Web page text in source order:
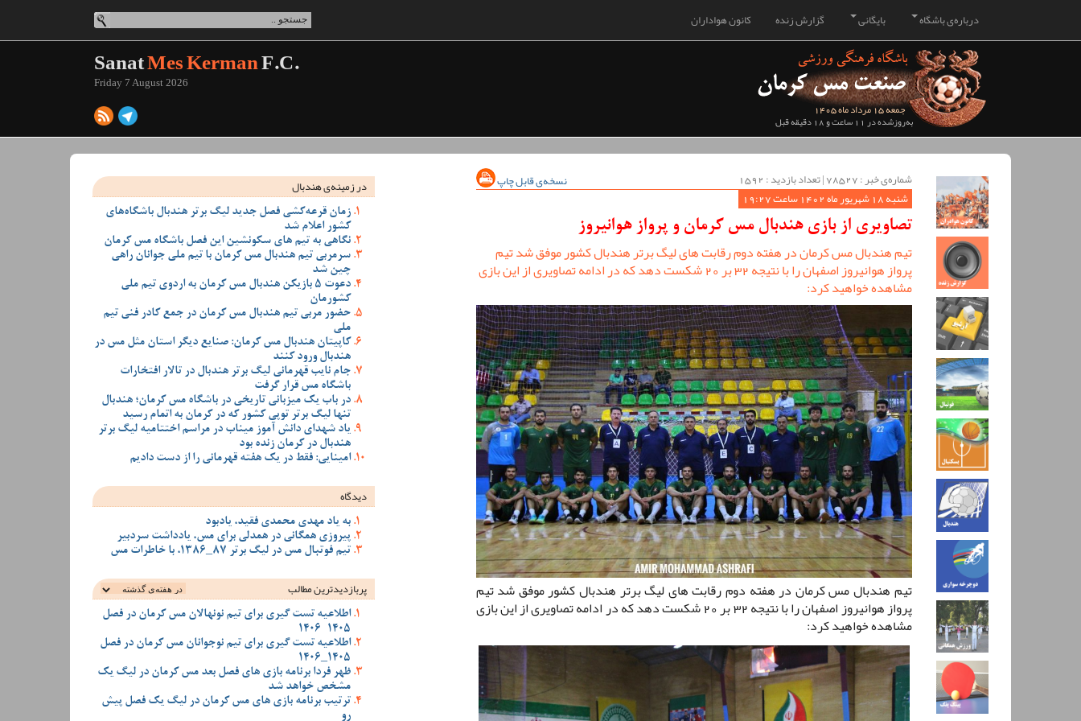
کانون هواداران گزارش زنده بایگانی درباره‌ی باشگاه
جمعه 15 مرداد ماه 1405
به‌روزشده در 11 ساعت و 18 دقیقه قبل
SanatMes KermanF.C.
Friday 7 August 2026
شماره‌ی خبر : ‌78527 | تعداد بازدید : 1592
نسخه‌ی قابل چاپ
شنبه 18 شهریور ماه 1402 ساعت 19:27
تصاویری از بازی هندبال مس کرمان و پرواز هوانیروز
تیم هندبال مس کرمان در هفته دوم رقابت های لیگ برتر هندبال کشور موفق شد تیم
پرواز هوانیروز اصفهان را با نتیجه 32 بر 20 شکست دهد که در ادامه تصاویری از این بازی
مشاهده خواهید کرد:
تیم هندبال مس کرمان در هفته دوم رقابت های لیگ برتر هندبال کشور موفق شد تیم
پرواز هوانیروز اصفهان را با نتیجه 32 بر 20 شکست دهد که در ادامه تصاویری از این بازی
مشاهده خواهید کرد:
در زمینه‌ی هندبال
زمان قرعه‌کشی فصل جدید لیگ برتر هندبال باشگاه‌های
کشور اعلام شد
نگاهی به تیم های سکونشین این فصل باشگاه مس کرمان
سرمربی تیم هندبال مس کرمان با تیم ملی جوانان راهی
چین شد
دعوت 5 بازیکن هندبال مس کرمان به اردوی تیم ملی
کشورمان
حضور مربی تیم هندبال مس کرمان در جمع کادر فنی تیم
ملی
کاپیتان هندبال مس کرمان: صنایع دیگر استان مثل مس در
هندبال ورود کنند
جام نایب قهرمانی لیگ برتر هندبال در تالار افتخارات
باشگاه مس قرار گرفت
در باب یک میزبانی تاریخی در باشگاه مس کرمان؛ هندبال
تنها لیگ برتر توپی کشور که در کرمان به اتمام رسید
یاد شهدای دانش آموز میناب در مراسم اختتامیه لیگ برتر
هندبال در کرمان زنده بود
امینایی: فقط در یک هفته قهرمانی را از دست دادیم
دیدگاه
به یاد مهدی محمدی فقید، یادبود
پیروزی همگانی در همدلی برای مس، یادداشت سردبیر
تیم فوتبال مس در لیگ برتر 87_1386، با خاطرات مس
پربازدیدترین‌ مطالب
اطلاعیه تست گیری برای تیم نونهالان مس کرمان در فصل
1405-1406
اطلاعیه تست گیری برای تیم نوجوانان مس کرمان در فصل
1405_1406
ظهر فردا برنامه بازی های فصل بعد مس کرمان در لیگ یک
مشخص خواهد شد
ترتیب برنامه بازی های مس کرمان در لیگ یک فصل پیش
رو